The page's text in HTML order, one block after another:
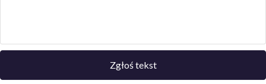
Zgłoś tekst